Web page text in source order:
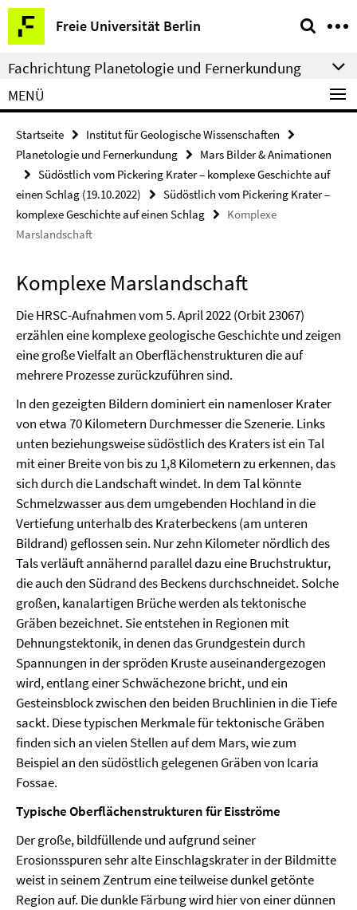
Springe
direkt
zu
Inhalt
Freie Universität Berlin
Service-
Navigation
Fachrichtung Planetologie und Fernerkundung
MENÜ
Startseite
Institut für Geologische Wissenschaften
Planetologie und Fernerkundung
Mars Bilder & Animationen
Südöstlich vom Pickering Krater – komplexe Geschichte auf
einen Schlag (19.10.2022)
Südöstlich vom Pickering Krater –
komplexe Geschichte auf einen Schlag
Komplexe
Marslandschaft
Komplexe Marslandschaft
Die HRSC-Aufnahmen vom 5. April 2022 (Orbit 23067)
erzählen eine komplexe geologische Geschichte und zeigen
eine große Vielfalt an Oberflächenstrukturen die auf
mehrere Prozesse zurückzuführen sind.
In den gezeigten Bildern dominiert ein namenloser Krater
von etwa 70 Kilometern Durchmesser die Szenerie. Links
unten beziehungsweise südöstlich des Kraters ist ein Tal
mit einer Breite von bis zu 1,8 Kilometern zu erkennen, das
sich durch die Landschaft windet. In dem Tal könnte
Schmelzwasser aus dem umgebenden Hochland in die
Vertiefung unterhalb des Kraterbeckens (am unteren
Bildrand) geflossen sein. Nur zehn Kilometer nördlich des
Tals verläuft annähernd parallel dazu eine Bruchstruktur,
die auch den Südrand des Beckens durchschneidet. Solche
großen, kanalartigen Brüche werden als tektonische
Gräben bezeichnet. Sie entstehen in Regionen mit
Dehnungstektonik, in denen das Grundgestein durch
Spannungen in der spröden Kruste auseinandergezogen
wird, entlang einer Schwächezone bricht, und ein
Gesteinsblock zwischen den beiden Bruchlinien in die Tiefe
sackt. Diese typischen Merkmale für tektonische Gräben
finden sich an vielen Stellen auf dem Mars, wie zum
Beispiel an den südöstlich gelegenen Gräben von Icaria
Fossae.
Typische Oberflächenstrukturen für Eisströme
Der große, bildfüllende und aufgrund seiner
Erosionsspuren sehr alte Einschlagskrater in der Bildmitte
weist in seinem Zentrum eine teilweise dunkel getönte
Region auf. Die dunkle Färbung wird hier von einer dünnen